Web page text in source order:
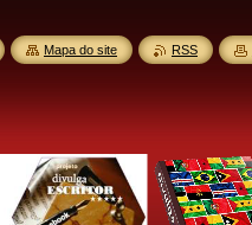
Mapa do site RSS